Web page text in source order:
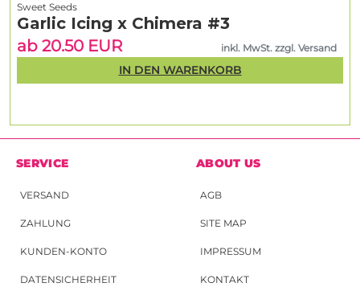
Sweet Seeds
Garlic Icing x Chimera #3
ab 20.50 EUR
inkl. MwSt. zzgl. Versand
IN DEN WARENKORB
SERVICE
VERSAND
ZAHLUNG
KUNDEN-KONTO
DATENSICHERHEIT
ABOUT US
AGB
SITE MAP
IMPRESSUM
KONTAKT